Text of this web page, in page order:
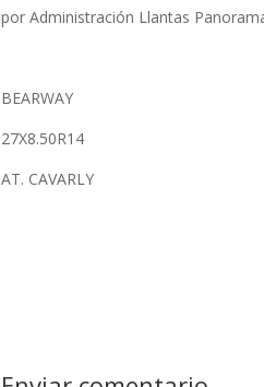
porAdministración Llantas
BEARWAY
27X8.50R14
AT. CAVARLY